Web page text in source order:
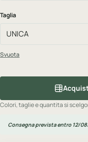
Taglia
Svuota
Colori, taglie e quantita si
Consegna prevista entro 12/